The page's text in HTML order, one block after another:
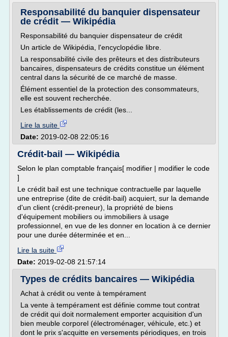
Responsabilité du banquier dispensateur
de crédit — Wikipédia
Responsabilité du banquier dispensateur de crédit
Un article de Wikipédia, l'encyclopédie libre.
La responsabilité civile des prêteurs et des distributeurs
bancaires, dispensateurs de crédits constitue un élément
central dans la sécurité de ce marché de masse.
Élément essentiel de la protection des consommateurs,
elle est souvent recherchée.
Les établissements de crédit (les...
Lire la suite
Date: 2019-02-08 22:05:16
Crédit-bail — Wikipédia
Selon le plan comptable français[ modifier | modifier le code
]
Le crédit bail est une technique contractuelle par laquelle
une entreprise (dite de crédit-bail) acquiert, sur la demande
d'un client (crédit-preneur), la propriété de biens
d'équipement mobiliers ou immobiliers à usage
professionnel, en vue de les donner en location à ce dernier
pour une durée déterminée et en...
Lire la suite
Date: 2019-02-08 21:57:14
Types de crédits bancaires — Wikipédia
Achat à crédit ou vente à tempérament
La vente à tempérament est définie comme tout contrat
de crédit qui doit normalement emporter acquisition d'un
bien meuble corporel (électroménager, véhicule, etc.) et
dont le prix s'acquitte en versements périodiques, en trois